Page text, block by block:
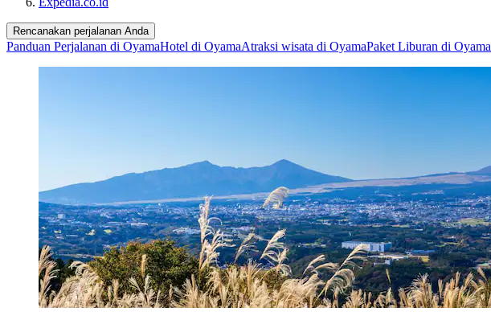
Rencanakan perjalanan Anda
Panduan Perjalanan di OyamaHotel di OyamaAtraksi wisata di OyamaPaket Liburan di Oyama